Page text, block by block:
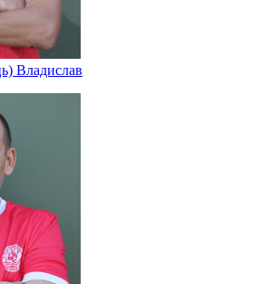
Владислав